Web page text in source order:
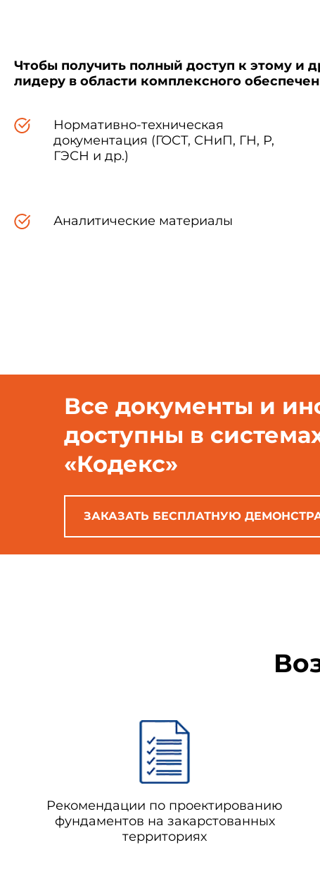
Чтобы получить полный доступ к этому и
лидеру в области комплексного
Нормативно-техническая
документация (ГОСТ, СНиП, ГН, Р,
ГЭСН и др.)
Аналитические материалы
Все документы и
доступны в
«Кодекс»
ЗАКАЗАТЬ БЕСПЛАТНУЮ
Рекомендации по проектированию
фундаментов на закарстованных
территориях